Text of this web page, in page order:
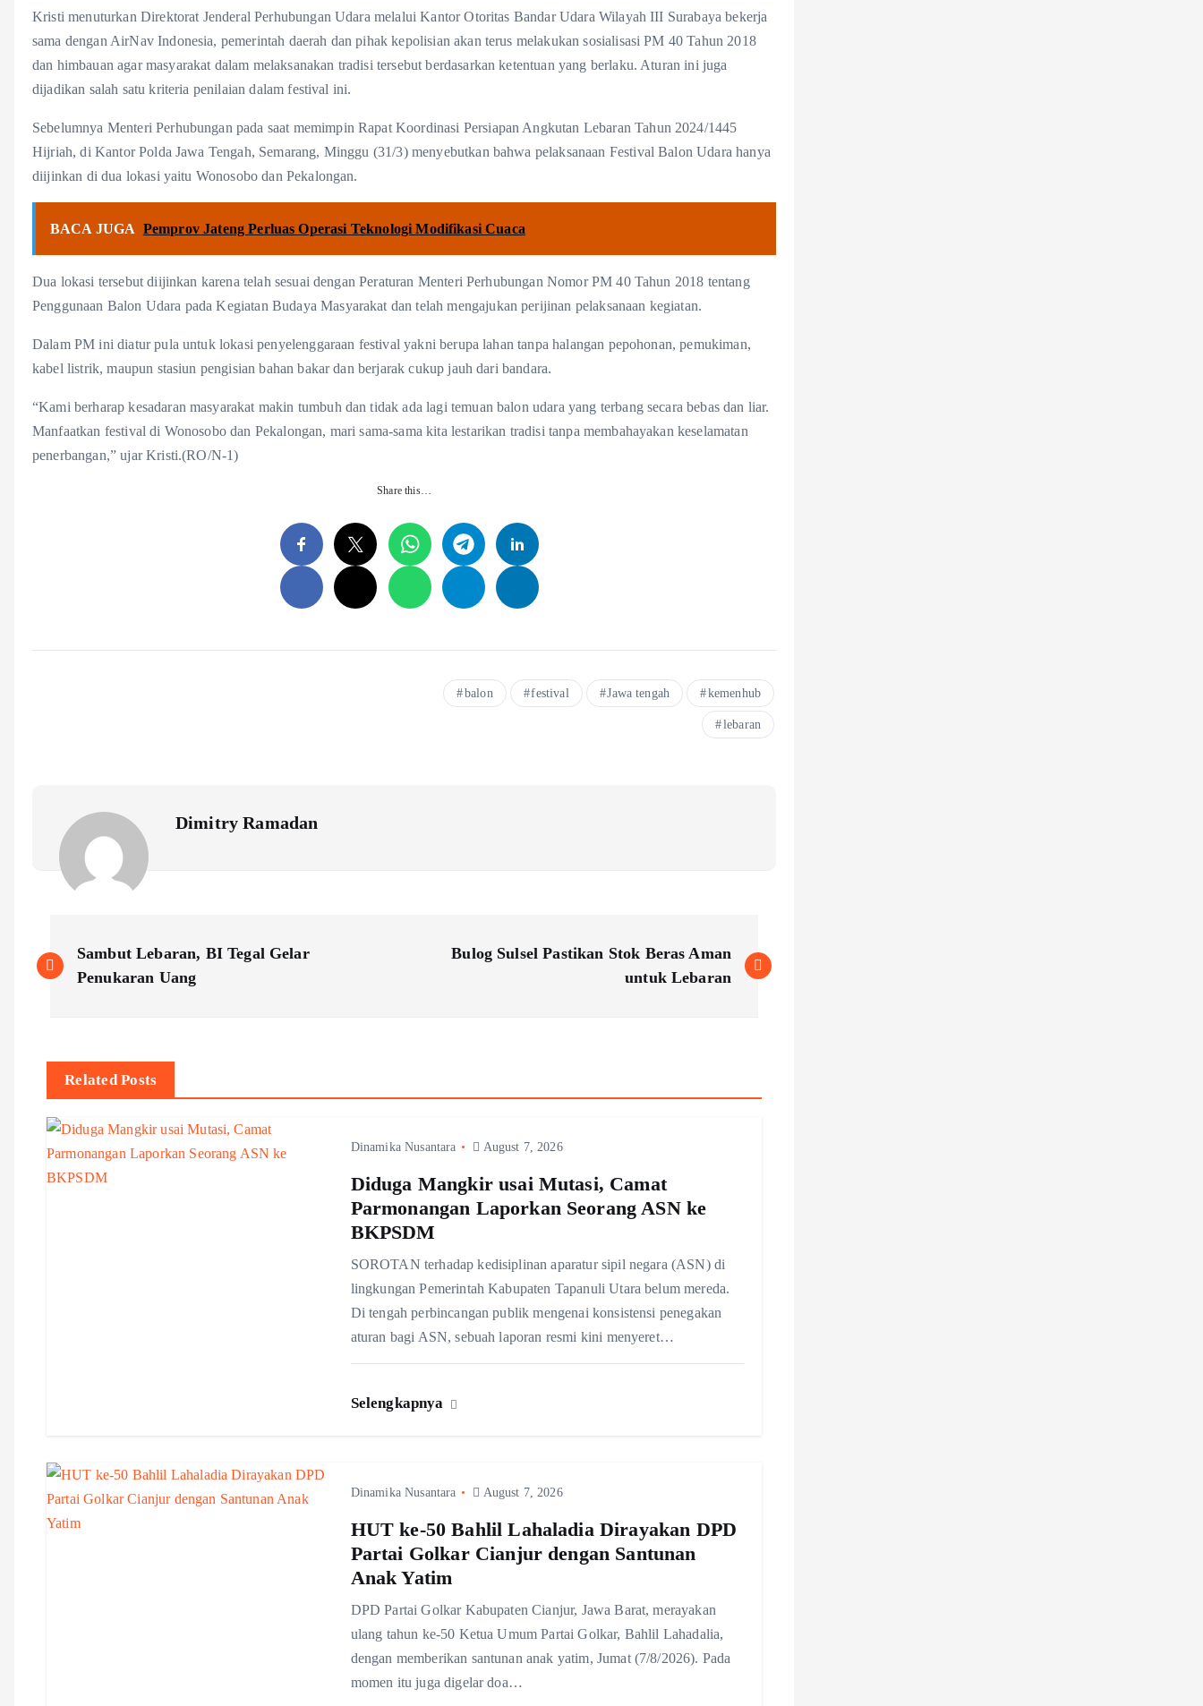
Kristi menuturkan Direktorat Jenderal Perhubungan Udara melalui Kantor Otoritas Bandar Udara Wilayah III Surabaya bekerja
sama dengan AirNav Indonesia, pemerintah daerah dan pihak kepolisian akan terus melakukan sosialisasi PM 40 Tahun 2018
dan himbauan agar masyarakat dalam melaksanakan tradisi tersebut berdasarkan ketentuan yang berlaku. Aturan ini juga
dijadikan salah satu kriteria penilaian dalam festival ini.
Sebelumnya Menteri Perhubungan pada saat memimpin Rapat Koordinasi Persiapan Angkutan Lebaran Tahun 2024/1445
Hijriah, di Kantor Polda Jawa Tengah, Semarang, Minggu (31/3) menyebutkan bahwa pelaksanaan Festival Balon Udara hanya
diijinkan di dua lokasi yaitu Wonosobo dan Pekalongan.
BACA JUGA Pemprov Jateng Perluas Operasi Teknologi Modifikasi Cuaca
Dua lokasi tersebut diijinkan karena telah sesuai dengan Peraturan Menteri Perhubungan Nomor PM 40 Tahun 2018 tentang
Penggunaan Balon Udara pada Kegiatan Budaya Masyarakat dan telah mengajukan perijinan pelaksanaan kegiatan.
Dalam PM ini diatur pula untuk lokasi penyelenggaraan festival yakni berupa lahan tanpa halangan pepohonan, pemukiman,
kabel listrik, maupun stasiun pengisian bahan bakar dan berjarak cukup jauh dari bandara.
“Kami berharap kesadaran masyarakat makin tumbuh dan tidak ada lagi temuan balon udara yang terbang secara bebas dan liar.
Manfaatkan festival di Wonosobo dan Pekalongan, mari sama-sama kita lestarikan tradisi tanpa membahayakan keselamatan
penerbangan,” ujar Kristi.(RO/N-1)
Share this…
balon festival Jawa tengah kemenhub
lebaran
Dimitry Ramadan
o
n
a
o
Sambut Lebaran, BI Tegal Gelar
Penukaran Uang
Bulog Sulsel Pastikan Stok Beras Aman
untuk Lebaran
Related Posts
Dinamika Nusantara August 7, 2026
Diduga Mangkir usai Mutasi, Camat
Parmonangan Laporkan Seorang ASN ke
BKPSDM
SOROTAN terhadap kedisiplinan aparatur sipil negara (ASN) di
lingkungan Pemerintah Kabupaten Tapanuli Utara belum mereda.
Di tengah perbincangan publik mengenai konsistensi penegakan
aturan bagi ASN, sebuah laporan resmi kini menyeret…
Selengkapnya
Dinamika Nusantara August 7, 2026
HUT ke-50 Bahlil Lahaladia Dirayakan DPD
Partai Golkar Cianjur dengan Santunan
Anak Yatim
DPD Partai Golkar Kabupaten Cianjur, Jawa Barat, merayakan
ulang tahun ke-50 Ketua Umum Partai Golkar, Bahlil Lahadalia,
dengan memberikan santunan anak yatim, Jumat (7/8/2026). Pada
momen itu juga digelar doa…